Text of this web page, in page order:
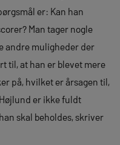
er: Kan han
Man tager nogle
andre muligheder der
til, at han er blevet mere
på, hvilket er årsagen til,
er ikke fuldt
skal beholdes, skriver